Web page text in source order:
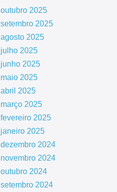
outubro 2025
setembro 2025
agosto 2025
julho 2025
junho 2025
maio 2025
abril 2025
março 2025
fevereiro 2025
janeiro 2025
dezembro 2024
novembro 2024
outubro 2024
setembro 2024